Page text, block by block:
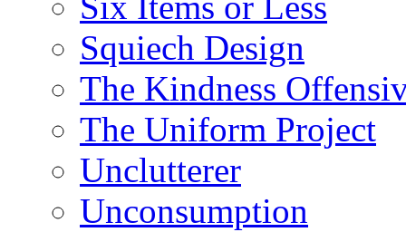
Squiech Design
The Kindness
The Uniform Project
Unclutterer
Unconsumption